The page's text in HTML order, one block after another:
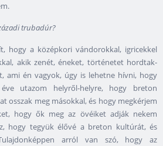
trubadúr?
hogy a középkori vándorokkal, igricekkel
akik zenét, éneket, történetet hordtak-
ami én vagyok, úgy is lehetne hívni, hogy
utazom helyről-helyre, hogy breton
osszak meg másokkal, és hogy megkérjem
hogy ők meg az övéiket adják nekem
hogy tegyük élővé a breton kultúrát, és
arról van szó, hogy az